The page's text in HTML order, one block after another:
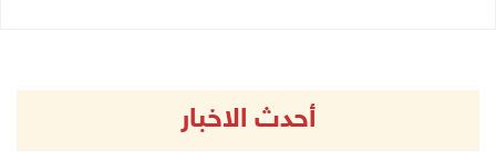
أحدث الاخبار